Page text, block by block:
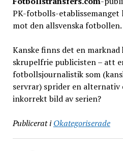
PK-fotbolls-etablissemanget
mot den allsvenska fotbollen.
Kanske finns det en
skrupelfrie publicisten – att
fotbollsjournalistik som
servrar) sprider en
inkorrekt bild av serien?
Publicerat i Okategoriserade